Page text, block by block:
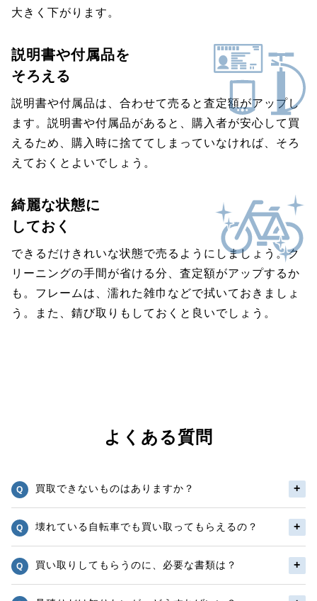
大きく下がります。
説明書や付属品を
そろえる
説明書や付属品は、合わせて売ると査定額がアップし
ます。説明書や付属品があると、購入者が安心して買
えるため、購入時に捨ててしまっていなければ、そろ
えておくとよいでしょう。
綺麗な状態に
しておく
できるだけきれいな状態で売るようにしましょう。ク
リーニングの手間が省ける分、査定額がアップするか
も。フレームは、濡れた雑巾などで拭いておきましょ
う。また、錆び取りもしておくと良いでしょう。
よくある質問
買取できないものはありますか？
壊れている自転車でも買い取ってもらえるの？
買い取りしてもらうのに、必要な書類は？